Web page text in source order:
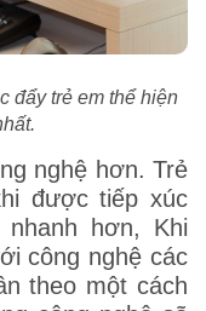
đẩy trẻ em thể hiện
nghệ hơn. Trẻ
được tiếp xúc
hơn, Khi
công nghệ các
theo một cách